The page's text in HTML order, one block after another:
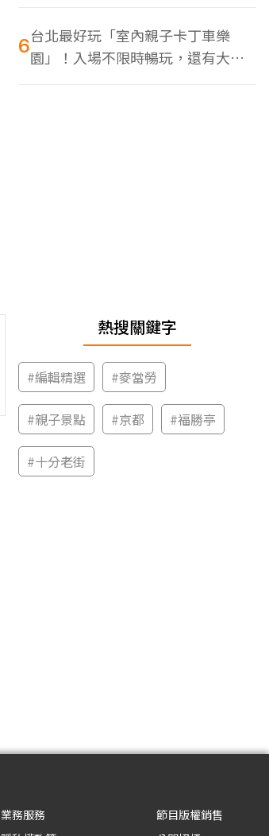
6台北最好玩「室內親子卡丁車樂
園」！入場不限時暢玩，還有大螢
幕Switch遊戲區
熱搜關鍵字
#編輯精選 #麥當勞
#親子景點 #京都 #福勝亭
#十分老街
業務服務
節目版權銷售